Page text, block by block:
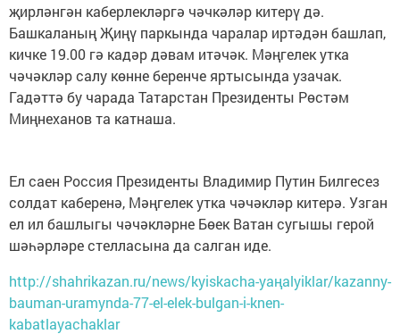
җирләнгән каберлекләргә чәчкәләр китерү дә.
Башкаланың Җиңү паркында чаралар иртәдән башлап,
кичке 19.00 гә кадәр дәвам итәчәк. Мәңгелек утка
чәчәкләр салу көнне беренче яртысында узачак.
Гадәттә бу чарада Татарстан Президенты Рөстәм
Миңнеханов та катнаша.
Ел саен Россия Президенты Владимир Путин Билгесез
солдат каберенә, Мәңгелек утка чәчәкләр китерә. Узган
ел ил башлыгы чәчәкләрне Бөек Ватан сугышы герой
шәһәрләре стелласына да салган иде.
http://shahrikazan.ru/news/kyiskacha-yaңalyiklar/kazanny-
bauman-uramynda-77-el-elek-bulgan-i-knen-
kabatlayachaklar